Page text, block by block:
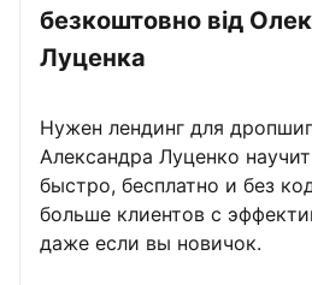
безкоштовно від
Луценка
Нужен лендинг для
Александра Луценко
быстро, бесплатно и без
больше клиентов с
даже если вы новичок.